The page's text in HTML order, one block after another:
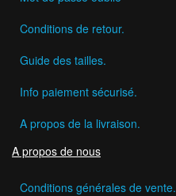
Conditions de retour.
Guide des tailles.
Info paiement sécurisé.
A propos de la livraison.
A propos de nous
Conditions générales de vente.